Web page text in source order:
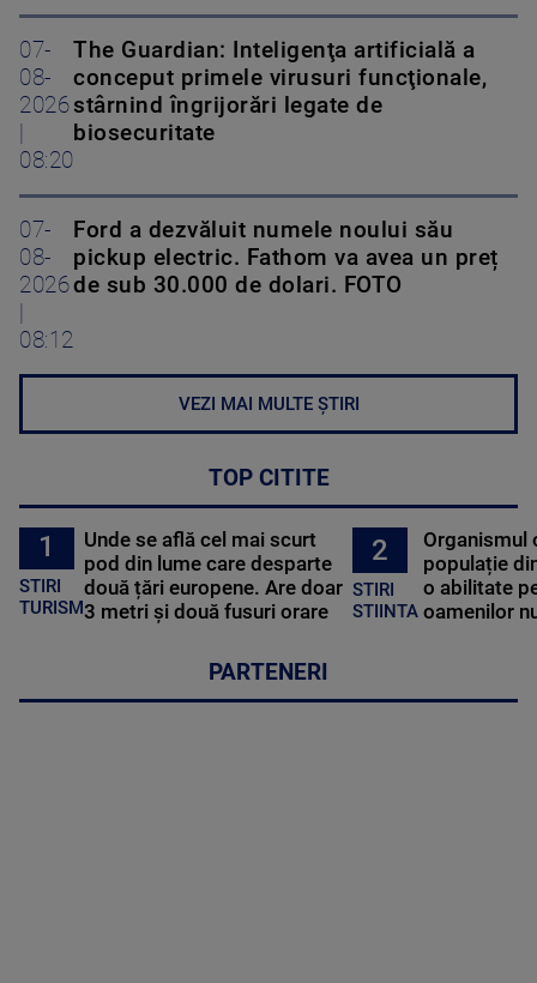
07-
08-
2026
08:20
The Guardian: Inteligenţa artificială a
conceput primele virusuri funcţionale,
stârnind îngrijorări legate de
biosecuritate
07-
08-
2026
08:12
Ford a dezvăluit numele noului său
pickup electric. Fathom va avea un preț
de sub 30.000 de dolari. FOTO
VEZI MAI MULTE ȘTIRI
TOP CITITE
1
STIRI
TURISM
Unde se află cel mai scurt
pod din lume care desparte
două țări europene. Are doar
3 metri și două fusuri orare
2
STIRI
STIINTA
Organismul
populație
o abilitate
oamenilor
PARTENERI